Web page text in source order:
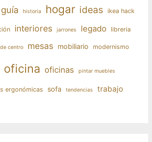
guía historia hogar ideas ikea hack
interiores jarrones legado libreria
centro mesas mobiliario modernismo
oficina oficinas pintar muebles
ergonómicas sofa tendencias trabajo